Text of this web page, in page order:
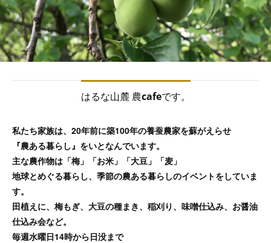
はるな山麓 農cafeです。
私たち家族は、20年前に築100年の養蚕農家を蘇がえらせ
『農ある暮らし』をいとなんでいます。
主な農作物は「梅」「お米」「大豆」「麦」
地球とめぐる暮らし、季節の農ある暮らしのイベントをしていま
す。
田植えに、梅もぎ、大豆の種まき、稲刈り、味噌仕込み、お醤油
仕込み会など。
毎週水曜日14時から日没まで